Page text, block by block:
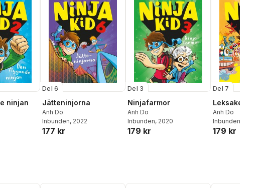
ninjan
Totalt antal röster:
Del 6
Jätteninjorna
Anh Do
Inbunden, 2022
177 kr
Del 3
Ninjafarmor
Anh Do
Inbunden, 2020
179 kr
Del 7
Leksakerna
Anh Do
Inbunden
179 kr